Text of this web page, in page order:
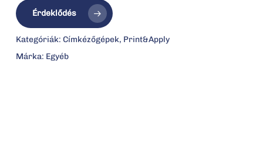
Érdeklődés
Kategóriák: Címkézőgépek, Print&Apply
Márka: Egyéb